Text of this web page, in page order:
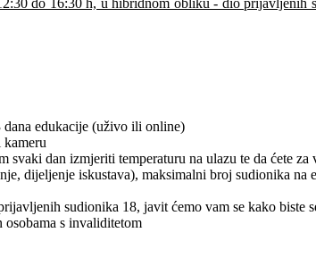
dana edukacije (uživo ili online)
dan izmjeriti temperaturu na ulazu te da ćete
dijeljenje iskustava), maksimalni broj sudionika
sudionika 18, javit ćemo vam se kako biste
s invaliditetom